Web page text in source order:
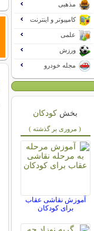
مذهبی
کامپیوتر و اینترنت
علمی
ورزش
مجله خودرو
بخش کودکان
( مروری بر گذشته )
آموزش نقاشی عقاب
برای کودکان